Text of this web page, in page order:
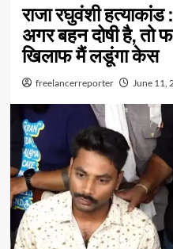
राजा रघुवंशी हत्याकांड
अगर बहन दोषी है, तो
खिलाफ मैं लडूंगा केस
freelancerreporter June 11,